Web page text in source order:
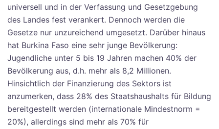
universell und in der Verfassung und Gesetzgebung
des Landes fest verankert. Dennoch werden die
Gesetze nur unzureichend umgesetzt. Darüber hinaus
hat Burkina Faso eine sehr junge Bevölkerung:
Jugendliche unter 5 bis 19 Jahren machen 40% der
Bevölkerung aus, d.h. mehr als 8,2 Millionen.
Hinsichtlich der Finanzierung des Sektors ist
anzumerken, dass 28% des Staatshaushalts für Bildung
bereitgestellt werden (internationale Mindestnorm =
20%), allerdings sind mehr als 70% für